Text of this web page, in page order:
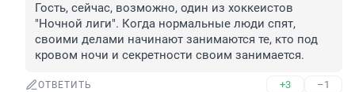
Гость, сейчас, возможно, один из хоккеистов
"Ночной лиги". Когда нормальные люди спят,
своими делами начинают занимаются те, кто под
кровом ночи и секретности своим занимается.
ОТВЕТИТЬ +3 –1